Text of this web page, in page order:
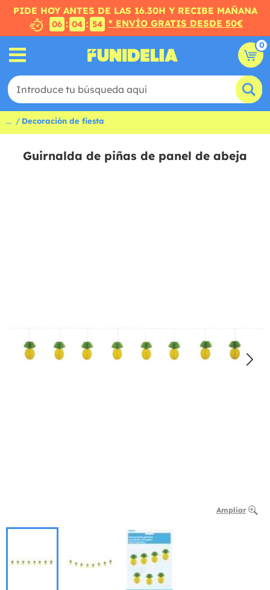
PIDE HOY ANTES DE LAS 16.30H Y RECIBE MAÑANA
06 : 04 : 53 * ENVÍO GRATIS DESDE 50€
0
... Decoración de fiesta
Guirnalda de piñas de panel de abeja
Ampliar